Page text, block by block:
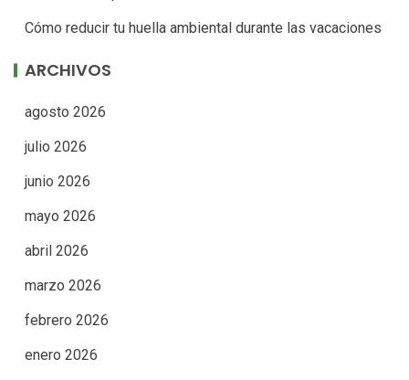
Cómo reducir tu huella ambiental durante las vacaciones
ARCHIVOS
agosto 2026
julio 2026
junio 2026
mayo 2026
abril 2026
marzo 2026
febrero 2026
enero 2026